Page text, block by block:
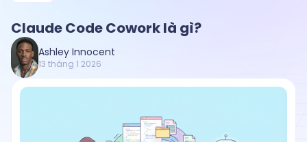
Claude Code Cowork là gì?
Ashley Innocent
13 tháng 1 2026